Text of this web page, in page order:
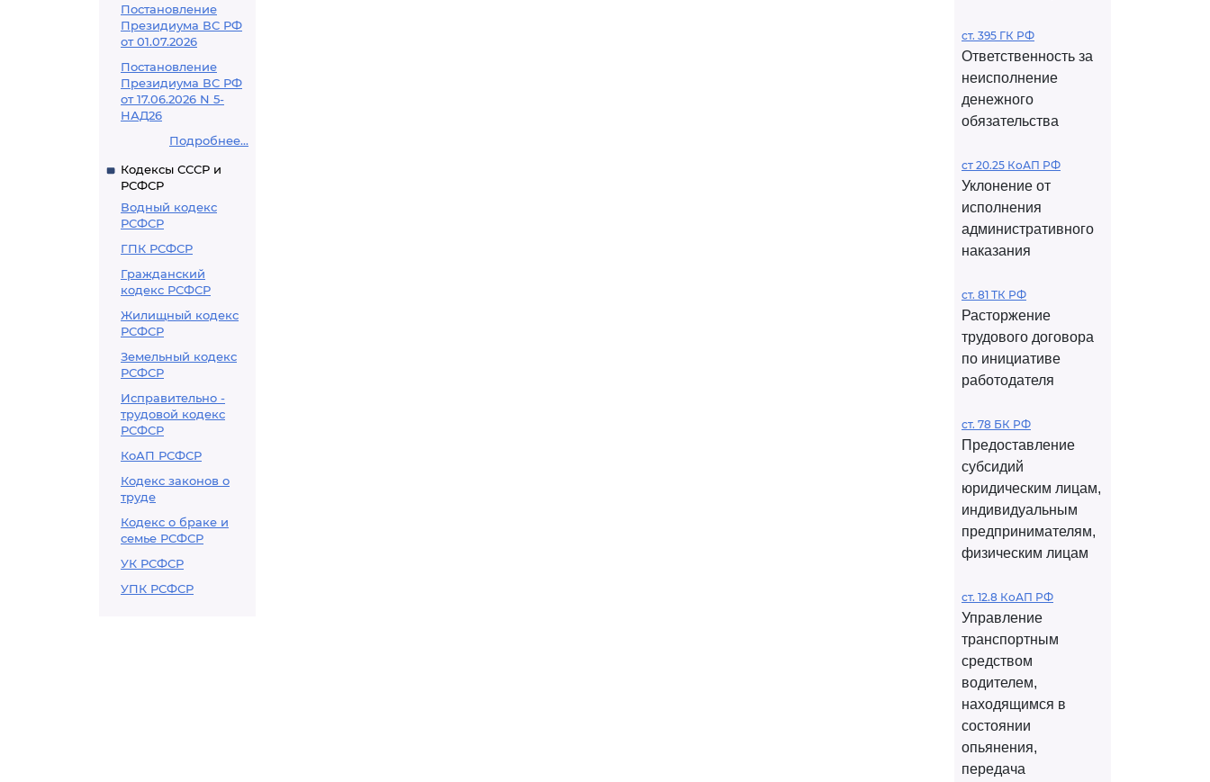
Постановление
Президиума ВС РФ
от 01.07.2026
Постановление
Президиума ВС РФ
от 17.06.2026 N 5-
НАД26
Подробнее...
Кодексы СССР и
РСФСР
Водный кодекс
РСФСР
ГПК РСФСР
Гражданский
кодекс РСФСР
Жилищный кодекс
РСФСР
Земельный кодекс
РСФСР
Исправительно -
трудовой кодекс
РСФСР
КоАП РСФСР
Кодекс законов о
труде
Кодекс о браке и
семье РСФСР
УК РСФСР
УПК РСФСР
ст. 395 ГК РФ
Ответственность за
неисполнение
денежного
обязательства
ст 20.25 КоАП РФ
Уклонение от
исполнения
административного
наказания
ст. 81 ТК РФ
Расторжение
трудового договора
по инициативе
работодателя
ст. 78 БК РФ
Предоставление
субсидий
юридическим лицам,
индивидуальным
предпринимателям,
физическим лицам
ст. 12.8 КоАП РФ
Управление
транспортным
средством
водителем,
находящимся в
состоянии
опьянения,
передача